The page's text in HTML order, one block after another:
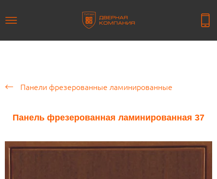
Панели фрезерованные ламинированные
Панель фрезерованная ламинированная 37